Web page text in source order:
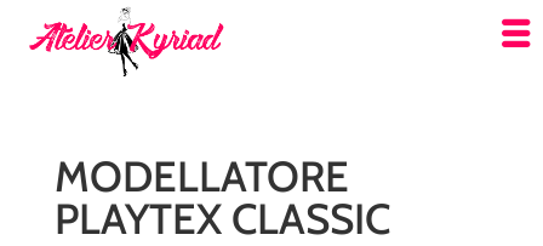
MODELLATORE
PLAYTEX CLASSIC